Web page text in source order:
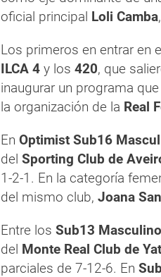
oficial principal Loli Camba
Los primeros en entrar en
ILCA 4 y los 420, que
inaugurar un programa
la organización de la Real
En Optimist Sub16
del Sporting Club de
1-2-1. En la categoría
del mismo club, Joana
Entre los Sub13 Masculino
del Monte Real Club de
parciales de 7-12-6. En